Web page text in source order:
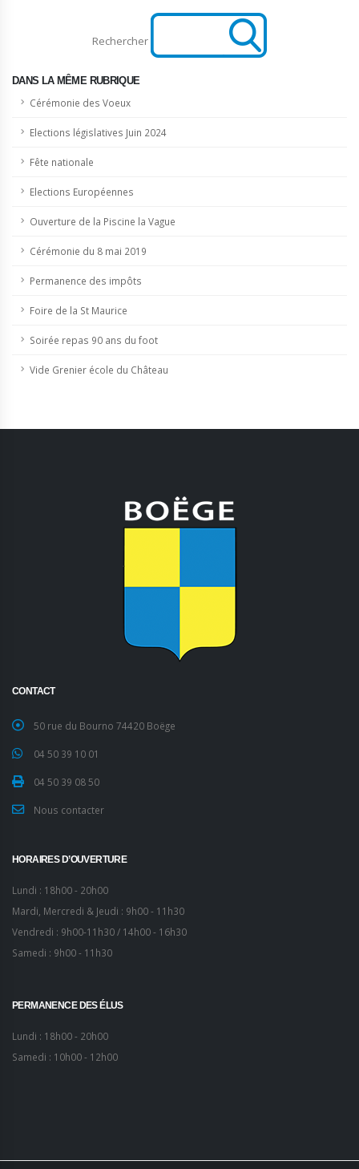
Rechercher
DANS LA MÊME RUBRIQUE
Cérémonie des Voeux
Elections législatives Juin 2024
Fête nationale
Elections Européennes
Ouverture de la Piscine la Vague
Cérémonie du 8 mai 2019
Permanence des impôts
Foire de la St Maurice
Soirée repas 90 ans du foot
Vide Grenier école du Château
CONTACT
50 rue du Bourno 74420 Boëge
04 50 39 10 01
04 50 39 08 50
Nous contacter
HORAIRES D’OUVERTURE
Lundi : 18h00 - 20h00
Mardi, Mercredi & Jeudi : 9h00 - 11h30
Vendredi : 9h00-11h30 / 14h00 - 16h30
Samedi : 9h00 - 11h30
PERMANENCE DES ÉLUS
Lundi : 18h00 - 20h00
Samedi : 10h00 - 12h00